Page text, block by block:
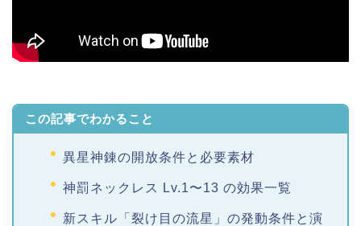
この記事でわかること
異星神錬の開放条件と必要素材
神罰ネックレス Lv.1〜13 の効果一覧
新スキル「裂け目の流星」の発動条件と演